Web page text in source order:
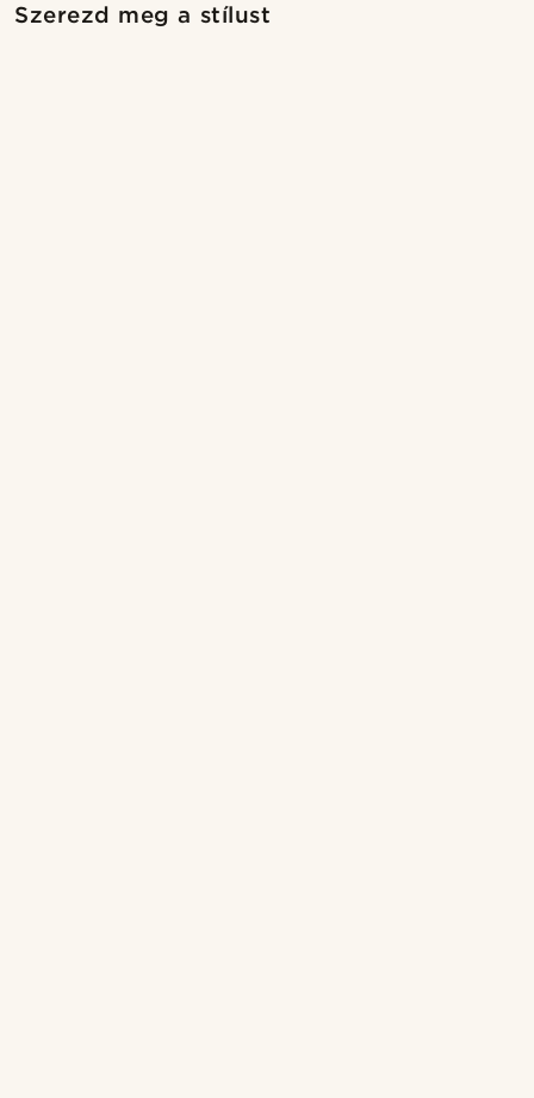
Szerezd meg a stílust